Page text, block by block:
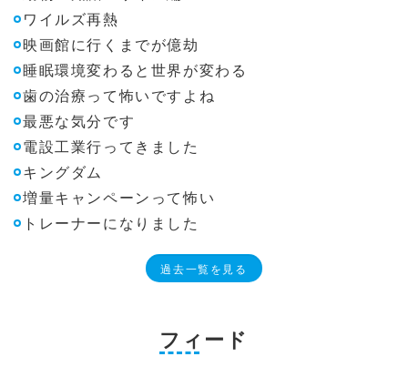
ワイルズ再熱
映画館に行くまでが億劫
睡眠環境変わると世界が変わる
歯の治療って怖いですよね
最悪な気分です
電設工業行ってきました
キングダム
増量キャンペーンって怖い
トレーナーになりました
過去一覧を見る
フィード